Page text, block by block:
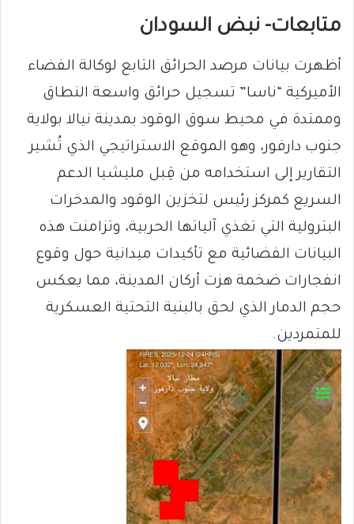
متابعات- نبض السودان
أظهرت بيانات مرصد الحرائق التابع لوكالة الفضاء
الأميركية “ناسا” تسجيل حرائق واسعة النطاق
وممتدة في محيط سوق الوقود بمدينة نيالا بولاية
جنوب دارفور، وهو الموقع الاستراتيجي الذي تُشير
التقارير إلى استخدامه من قِبل مليشيا الدعم
السريع كمركز رئيس لتخزين الوقود والمدخرات
البترولية التي تغذي آلياتها الحربية، وتزامنت هذه
البيانات الفضائية مع تأكيدات ميدانية حول وقوع
انفجارات ضخمة هزت أركان المدينة، مما يعكس
حجم الدمار الذي لحق بالبنية التحتية العسكرية
للمتمردين.